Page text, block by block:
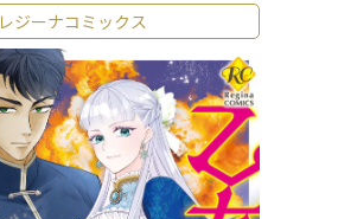
レジーナコミックス